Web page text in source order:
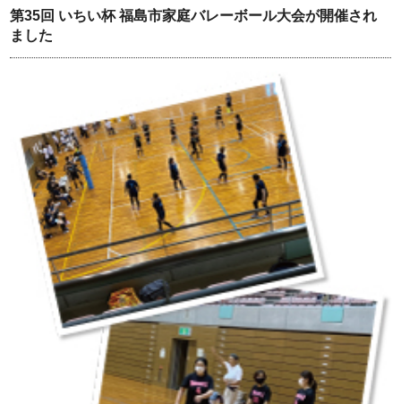
第35回 いちい杯 福島市家庭バレーボール大会が開催され
ました